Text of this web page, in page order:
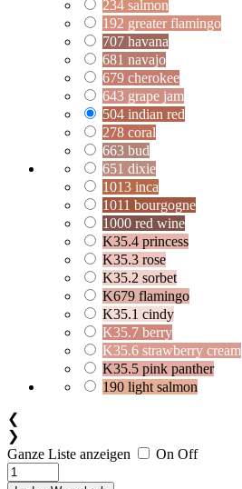
234 salmon
192 greater flamingo
707 havana
681 navajo
679 cherokee
643 grape jam
504 indian red
278 coral
663 bud
651 dixie
1013 inca
1011 bourgogne
1000 red wine
K35.4 princess
K35.3 rose
K35.2 sorbet
K679 flamingo
K35.1 cindy
K35.7 berry
K35.6 strawberry cream
K35.5 pink panther
190 light salmon
❮
❯
Ganze Liste anzeigen
On Off